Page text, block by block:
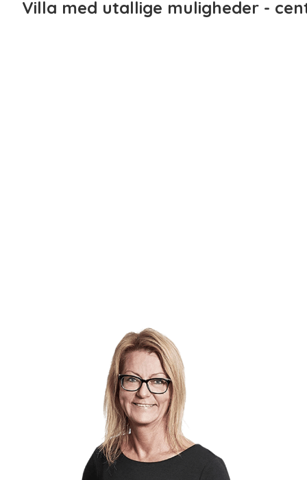
Villa med utallige muligheder -
Rummeligt køkken-alrum i åben forbindelse med lys og
Stort soveværelse
Nyistandsat bryggers med udgang til en skøn
Egen indgang(med mulighed for at etablere intern
Badeværelse